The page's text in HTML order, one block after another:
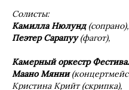
Солисты:
Камилла Нюлунд(сопрано),
Пеэтер Сарапуу(фагот),
Камерный оркестр
Mаано Мянни
Kристина Крийт (скрипка),